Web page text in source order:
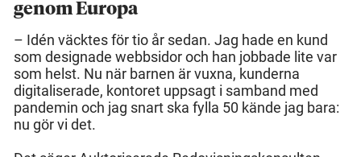
genom Europa
– Idén väcktes för tio år sedan. Jag hade en kund
som designade webbsidor och han jobbade lite var
som helst. Nu när barnen är vuxna, kunderna
digitaliserade, kontoret uppsagt i samband med
pandemin och jag snart ska fylla 50 kände jag bara:
nu gör vi det.